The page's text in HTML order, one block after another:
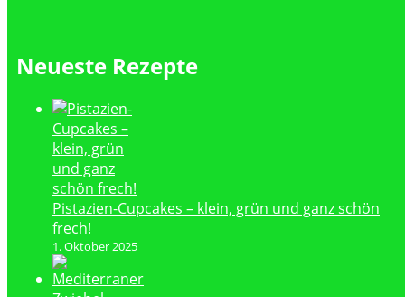
Neueste Rezepte
Pistazien-Cupcakes – klein, grün und ganz schön
frech!
1. Oktober 2025